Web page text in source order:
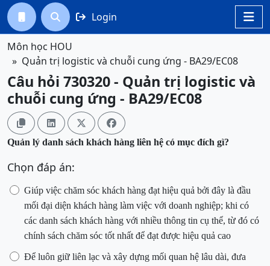

  Login
Môn học HOU
Quản trị logistic và chuỗi cung ứng - BA29/EC08
Câu hỏi 730320 - Quản trị logistic và
chuỗi cung ứng - BA29/EC08
   
Quản lý danh sách khách hàng liên hệ có mục đích gì?
Chọn đáp án:
Giúp việc chăm sóc khách hàng đạt hiệu quả bởi đây là đầu
mối đại diện khách hàng làm việc với doanh nghiệp; khi có
các danh sách khách hàng với nhiều thông tin cụ thể, từ đó có
chính sách chăm sóc tốt nhất để đạt được hiệu quả cao
Để luôn giữ liên lạc và xây dựng mối quan hệ lâu dài, đưa